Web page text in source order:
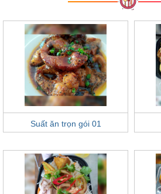
Suất ăn trọn gói 01